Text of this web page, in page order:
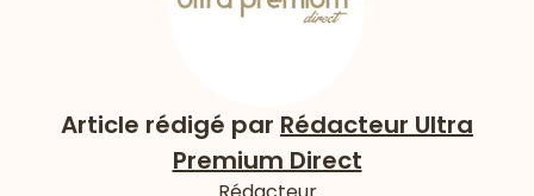
Article rédigé par Rédacteur Ultra
Premium Direct